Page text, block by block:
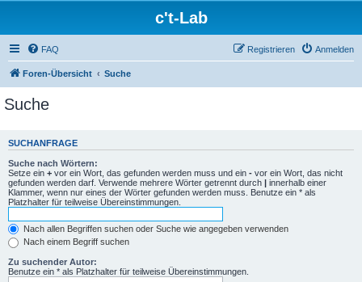
c't-Lab
FAQ Anmelden
Registrieren
Foren-Übersicht Suche
Suche
SUCHANFRAGE
Suche nach Wörtern:
Setze ein + vor ein Wort, das gefunden werden muss und ein - vor ein Wort, das nicht
gefunden werden darf. Verwende mehrere Wörter getrennt durch | innerhalb einer
Klammer, wenn nur eines der Wörter gefunden werden muss. Benutze ein * als
Platzhalter für teilweise Übereinstimmungen.
Nach allen Begriffen suchen oder Suche wie angegeben verwenden
Nach einem Begriff suchen
Zu suchender Autor:
Benutze ein * als Platzhalter für teilweise Übereinstimmungen.